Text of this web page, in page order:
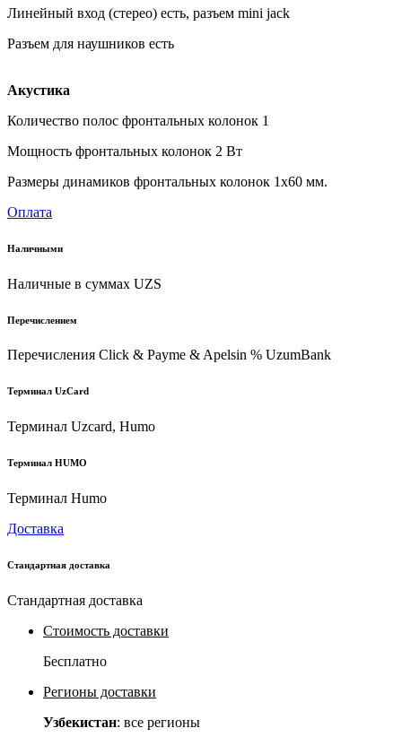
Линейный вход (стерео) есть, разъем mini jack
Разъем для наушников есть
Акустика
Количество полос фронтальных колонок 1
Мощность фронтальных колонок 2 Вт
Размеры динамиков фронтальных колонок 1x60 мм.
Оплата
Наличными
Наличные в суммах UZS
Перечислением
Перечисления Click & Payme & Apelsin % UzumBank
Терминал UzCard
Терминал Uzcard, Humo
Терминал HUMO
Терминал Humo
Доставка
Стандартная доставка
Стандартная доставка
Стоимость доставки
Бесплатно
Регионы доставки
Узбекистан: все регионы